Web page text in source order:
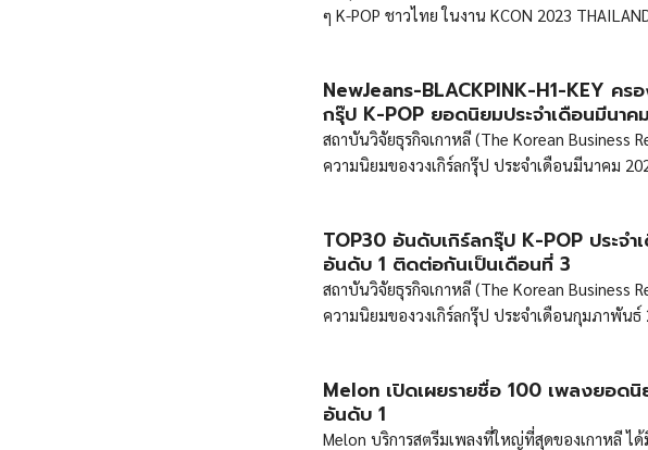
ๆ K-POP ชาวไทย ในงาน KCON 2023
NewJeans-BLACKPINK-H1-KEY ค
กรุ๊ป K-POP ยอดนิยมประจำเดือนมีนา
สถาบันวิจัยธุรกิจเกาหลี (The Korean Business
ความนิยมของวงเกิร์ลกรุ๊ป ประจำเดือนมีนาคม
TOP30 อันดับเกิร์ลกรุ๊ป K-POP ประจ
อันดับ 1 ติดต่อกันเป็นเดือนที่ 3
สถาบันวิจัยธุรกิจเกาหลี (The Korean Business
ความนิยมของวงเกิร์ลกรุ๊ป ประจำเดือนกุมภาพัน
Melon เปิดเผยรายชื่อ 100 เพลงยอด
อันดับ 1
Melon บริการสตรีมเพลงที่ใหญ่ที่สุดของเกาหลี ไ